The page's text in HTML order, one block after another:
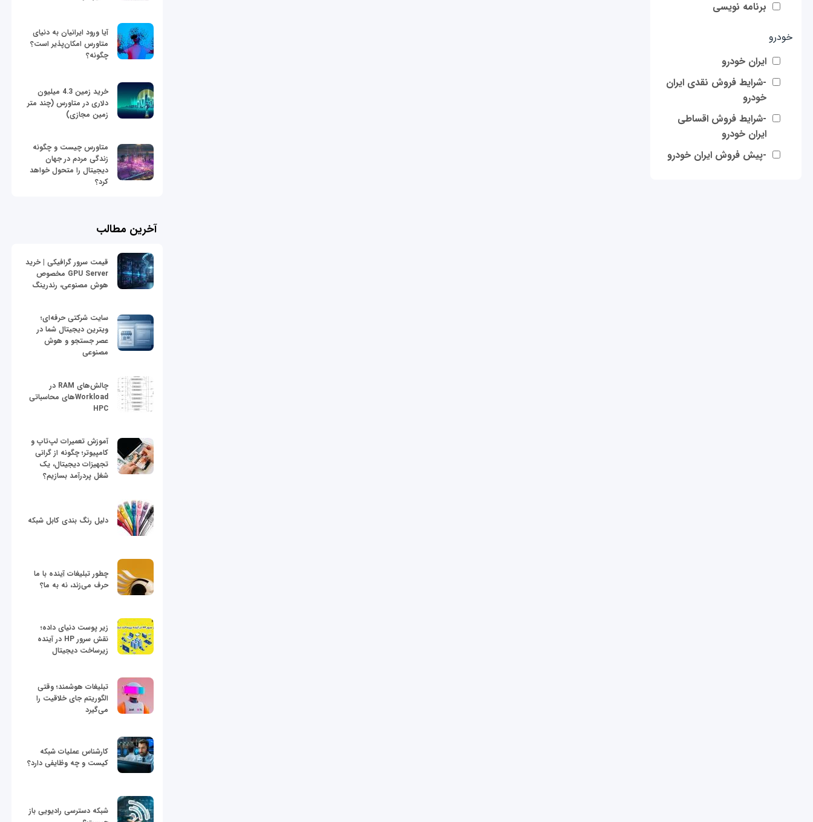
برنامه نویسی
خودرو
ایران خودرو
-شرایط فروش نقدی ایران
خودرو
-شرایط فروش اقساطی
ایران خودرو
-پیش فروش ایران خودرو
آیا ورود ایرانیان به دنیای
متاورس امکان‌پذیر است؟
چگونه؟
خرید زمین 4.3 میلیون
دلاری در متاورس (چند متر
زمین مجازی)
متاورس چیست و چگونه
زندگی مردم در جهان
دیجیتال را متحول خواهد
کرد؟
آخرین مطالب
قیمت سرور گرافیکی | خرید
GPU Server مخصوص
هوش مصنوعی، رندرینگ
سایت شرکتی حرفه‌ای؛
ویترین دیجیتال شما در
عصر جستجو و هوش
مصنوعی
چالش‌های RAM در
Workloadهای محاسباتی
HPC
آموزش تعمیرات لپ‌تاپ و
کامپیوتر؛ چگونه از گرانی
تجهیزات دیجیتال، یک
شغل پردرآمد بسازیم؟
دلیل رنگ بندی کابل شبکه
چطور تبلیغات آینده با ما
حرف می‌زند، نه به ما؟
زیر پوست دنیای داده؛
نقش سرور HP در آینده
زیرساخت دیجیتال
تبلیغات هوشمند؛ وقتی
الگوریتم جای خلاقیت را
می‌گیرد
کارشناس عملیات شبکه
کیست و چه وظایفی دارد؟
شبکه دسترسی رادیویی باز